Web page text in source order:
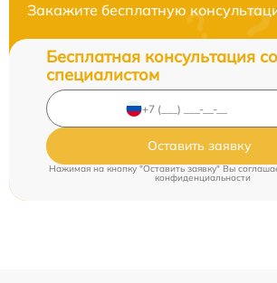
Закажите бесплатную
Бесплатная консультация со
специалистом
Оставить заявку
Нажимая на кнопку "Оставить заявку" Вы
конфиденциальности